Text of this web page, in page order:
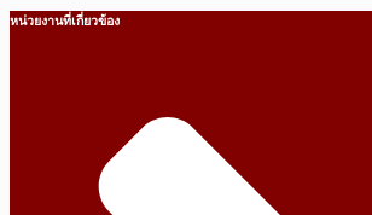
หน่วยงานที่เกี่ยวข้อง